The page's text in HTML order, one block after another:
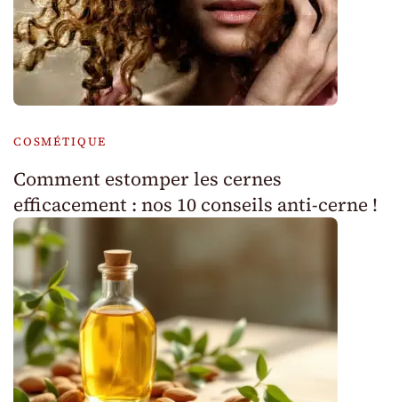
COSMÉTIQUE
Comment estomper les cernes
efficacement : nos 10 conseils anti-cerne !